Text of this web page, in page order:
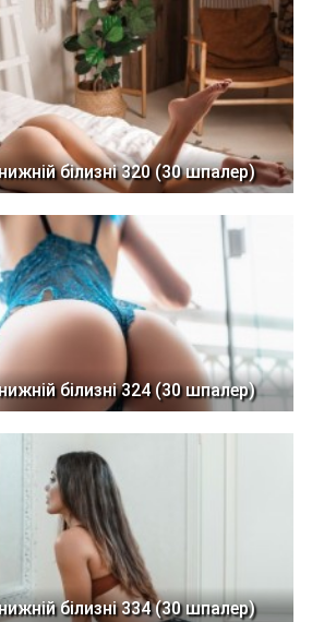
білизні 320 (30 шпалер)
білизні 324 (30 шпалер)
білизні 334 (30 шпалер)